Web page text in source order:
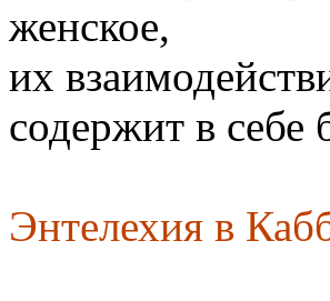
женское,
их
содержит в себе
Энтелехия в